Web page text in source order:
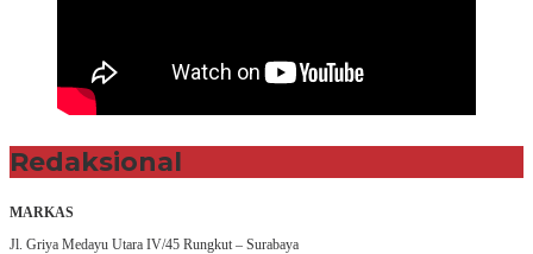
Redaksional
MARKAS
Jl. Griya Medayu Utara IV/45 Rungkut – Surabaya